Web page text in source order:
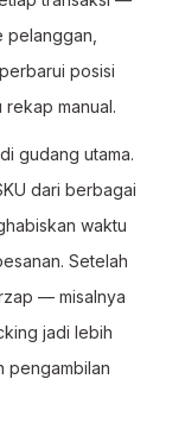
pelanggan,
posisi
manual.
gudang utama.
dari berbagai
waktu
Setelah
— misalnya
jadi lebih
pengambilan